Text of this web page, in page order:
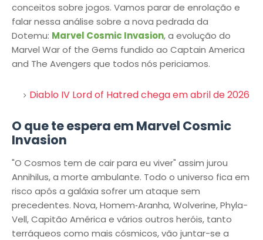
conceitos sobre jogos. Vamos parar de enrolação e
falar nessa análise sobre a nova pedrada da
Dotemu: Marvel Cosmic Invasion, a evolução do
Marvel War of the Gems fundido ao Captain America
and The Avengers que todos nós periciamos.
Diablo IV Lord of Hatred chega em abril de 2026
O que te espera em Marvel Cosmic
Invasion
"O Cosmos tem de cair para eu viver" assim jurou
Annihilus, a morte ambulante. Todo o universo fica em
risco após a galáxia sofrer um ataque sem
precedentes. Nova, Homem‑Aranha, Wolverine, Phyla-
Vell, Capitão América e vários outros heróis, tanto
terráqueos como mais cósmicos, vão juntar-se a